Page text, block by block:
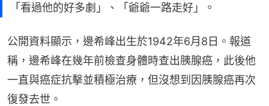
「看過他的好多劇」、「爺爺一路走好」。
公開資料顯示，邊希峰出生於1942年6月8日。報道
稱，邊希峰在幾年前檢查身體時查出胰腺癌，此後他
一直與癌症抗擊並積極治療，但沒想到因胰腺癌再次
復發去世。